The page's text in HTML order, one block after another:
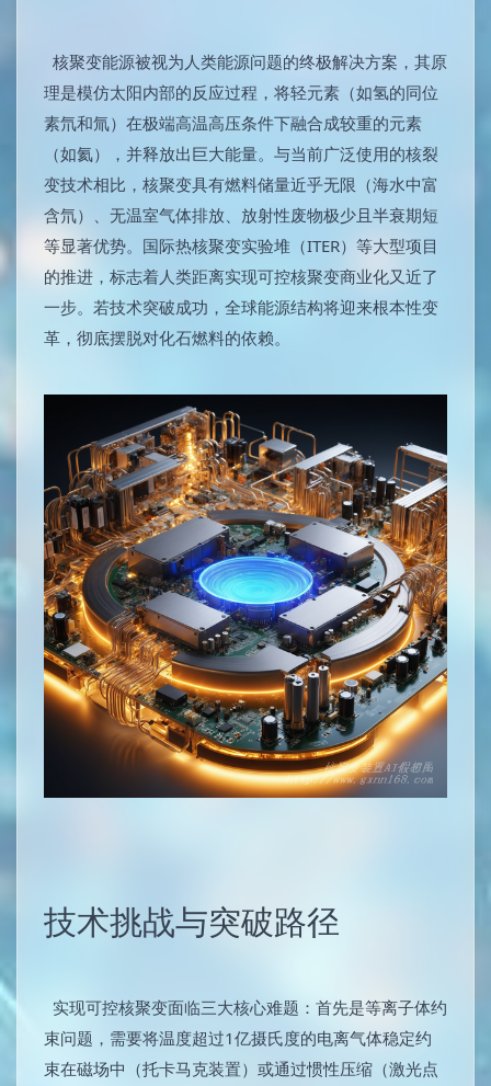
核聚变能源被视为人类能源问题的终极解决方案，其原
理是模仿太阳内部的反应过程，将轻元素（如氢的同位
素氘和氚）在极端高温高压条件下融合成较重的元素
（如氦），并释放出巨大能量。与当前广泛使用的核裂
变技术相比，核聚变具有燃料储量近乎无限（海水中富
含氘）、无温室气体排放、放射性废物极少且半衰期短
等显著优势。国际热核聚变实验堆（ITER）等大型项目
的推进，标志着人类距离实现可控核聚变商业化又近了
一步。若技术突破成功，全球能源结构将迎来根本性变
革，彻底摆脱对化石燃料的依赖。
技术挑战与突破路径
实现可控核聚变面临三大核心难题：首先是等离子体约
束问题，需要将温度超过1亿摄氏度的电离气体稳定约
束在磁场中（托卡马克装置）或通过惯性压缩（激光点